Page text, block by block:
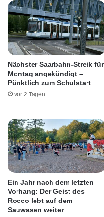
O
t
w
e
l
t
M
t
o
r
a
S
p
i
e
s
e
n
-
E
l
Nächster Saarbahn-Streik für
Montag angekündigt –
Pünktlich zum Schulstart
vor 2 Tagen
Ein Jahr nach dem letzten
Vorhang: Der Geist des
Rocco lebt auf dem
Sauwasen weiter